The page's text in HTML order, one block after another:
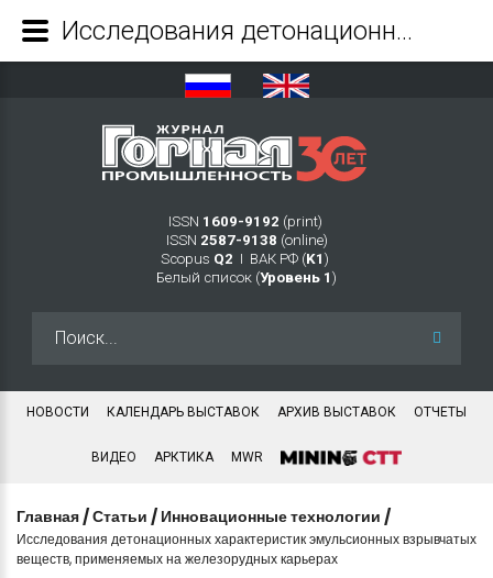
ISSN 1609-9192 (print)
ISSN 2587-9138 (online)
Scopus Q2 Ι ВАК РФ (K1 )
Белый список (Уровень 1 )
НОВОСТИ КАЛЕНДАРЬ ВЫСТАВОК АРХИВ ВЫСТАВОК ОТЧЕТЫ
ВИДЕО АРКТИКА MWR
Главная /Статьи / Инновационные технологии /
Исследования детонационных характеристик эмульсионных взрывчатых
веществ, применяемых на железорудных карьерах
Исследования детонационных характеристик эмульсионных взрывчатых веществ, применяемых на железорудных карьерах - Журнал Горная промышленность